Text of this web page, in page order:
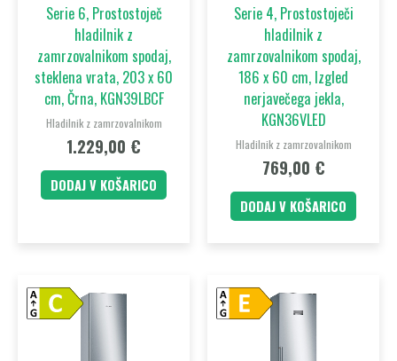
Serie 6, Prostostoječ
hladilnik z
zamrzovalnikom spodaj,
steklena vrata, 203 x 60
cm, Črna, KGN39LBCF
Hladilnik z zamrzovalnikom
1.229,00 €
DODAJ V KOŠARICO
Serie 4, Prostostoječi
hladilnik z
zamrzovalnikom spodaj,
186 x 60 cm, Izgled
nerjavečega jekla,
KGN36VLED
Hladilnik z zamrzovalnikom
769,00 €
DODAJ V KOŠARICO